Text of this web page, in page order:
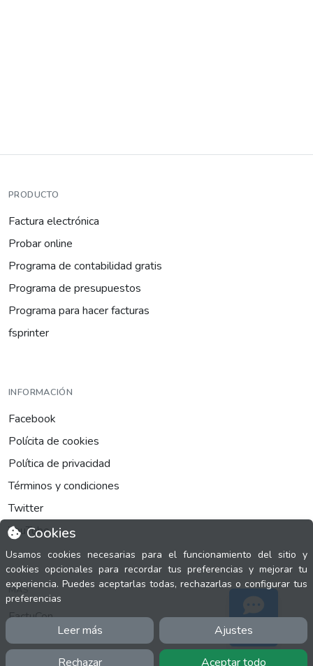
Cookies
Usamos cookies necesarias para el funcionamiento del sitio y
cookies opcionales para recordar tus preferencias y mejorar tu
experiencia. Puedes aceptarlas todas, rechazarlas o configurar tus
preferencias
Leer más Ajustes
Rechazar Aceptar todo
PRODUCTO
Factura electrónica
Probar online
Programa de contabilidad gratis
Programa de presupuestos
Programa para hacer facturas
fsprinter
INFORMACIÓN
Facebook
Polícita de cookies
Política de privacidad
Términos y condiciones
Twitter
YouTube
MÁS
FactuCon
Normativa de facturación
Programa de Partners
Soporte